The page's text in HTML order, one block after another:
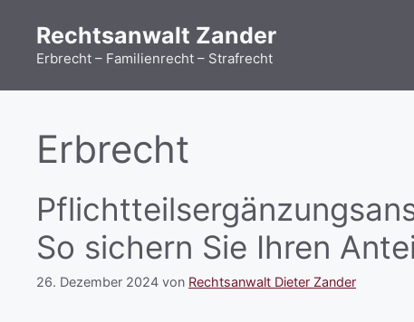
Rechtsanwalt Zander
Erbrecht – Familienrecht – Strafrecht
Erbrecht
So sichern Sie Ihren
26. Dezember 2024 von Rechtsanwalt Dieter Zander